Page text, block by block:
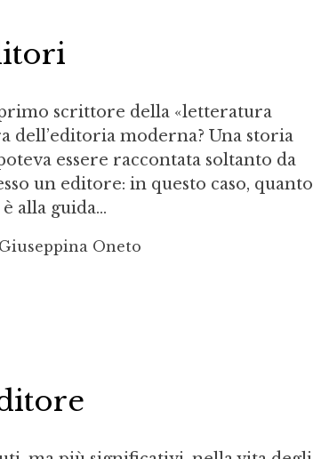
scrittore della «letteratura
dell’editoria moderna? Una storia
essere raccontata soltanto da
un editore: in questo caso, quanto
alla guida...
Oneto